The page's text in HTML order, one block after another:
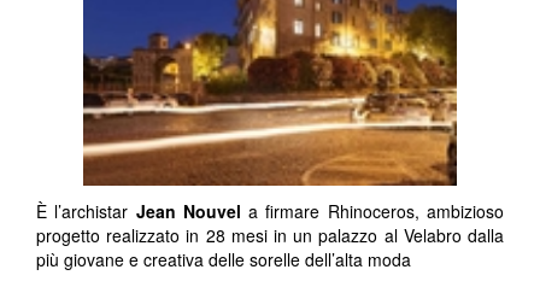
È l’archistar Jean Nouvel a firmare Rhinoceros, ambizioso
progetto realizzato in 28 mesi in un palazzo al Velabro dalla
più giovane e creativa delle sorelle dell’alta moda